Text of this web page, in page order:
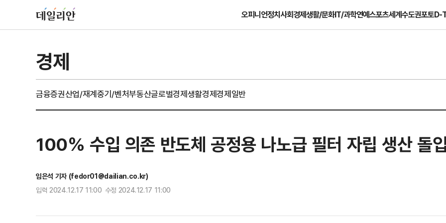
오피니언정치사회경제생활/문화IT/과학연예스포츠세계수도권포토D-
경제
금융증권산업/재계중기/벤처부동산글로벌경제생활경제경제일반
100% 수입 의존 반도체 공정용 나노급 필터 자립 생산 돌
임은석 기자 (fedor01@dailian.co.kr)
입력 2024.12.17 11:00 수정 2024.12.17 11:00